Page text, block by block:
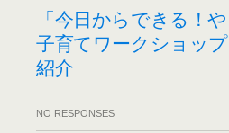
「今日からできる！
子育てワークショッ
紹介
NO RESPONSES